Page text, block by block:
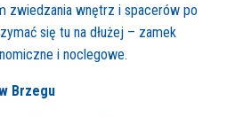
zwiedzania wnętrz i spacerów po
się tu na dłużej – zamek
i noclegowe.
Brzegu